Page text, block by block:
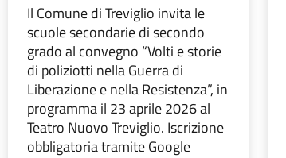
Il Comune di Treviglio invita le
scuole secondarie di secondo
grado al convegno “Volti e storie
di poliziotti nella Guerra di
Liberazione e nella Resistenza”, in
programma il 23 aprile 2026 al
Teatro Nuovo Treviglio. Iscrizione
obbligatoria tramite Google